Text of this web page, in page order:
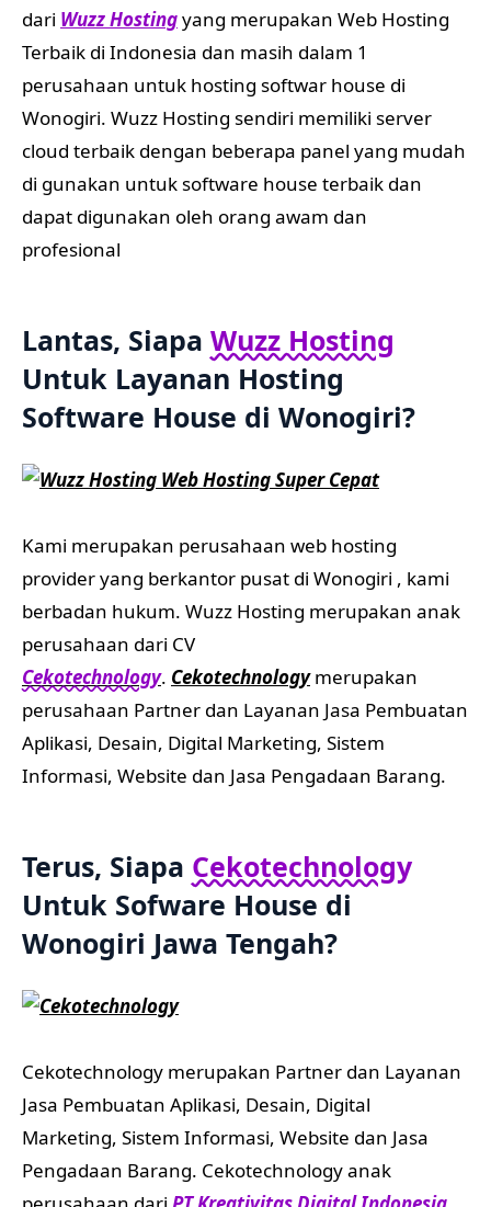
dari Wuzz Hostingyang merupakan Web Hosting
Terbaik di Indonesia dan masih dalam 1
perusahaan untuk hosting softwar house di
Wonogiri. Wuzz Hosting sendiri memiliki server
cloud terbaik dengan beberapa panel yang mudah
di gunakan untuk software house terbaik dan
dapat digunakan oleh orang awam dan
profesional
Lantas, Siapa Wuzz Hosting
Untuk Layanan Hosting
Software House di Wonogiri?
Kami merupakan perusahaan web hosting
provider yang berkantor pusat di Wonogiri , kami
berbadan hukum. Wuzz Hosting merupakan anak
perusahaan dari CV
Cekotechnology. Cekotechnologymerupakan
perusahaan Partner dan Layanan Jasa Pembuatan
Aplikasi, Desain, Digital Marketing, Sistem
Informasi, Website dan Jasa Pengadaan Barang.
Terus, Siapa Cekotechnology
Untuk Sofware House di
Wonogiri Jawa Tengah?
Cekotechnology merupakan Partner dan Layanan
Jasa Pembuatan Aplikasi, Desain, Digital
Marketing, Sistem Informasi, Website dan Jasa
Pengadaan Barang. Cekotechnology anak